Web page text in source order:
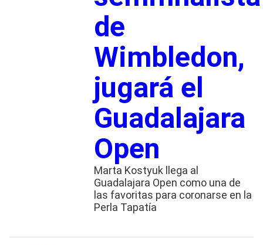
de
Wimbledon,
jugará el
Guadalajara
Open
Marta Kostyuk llega al
Guadalajara Open como una de
las favoritas para coronarse en la
Perla Tapatía